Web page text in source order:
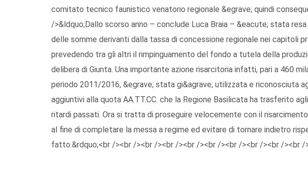
comitato tecnico faunistico venatorio regionale &egrave; quindi
/>&ldquo;Dallo scorso anno – conclude Luca Braia – &eacute; stata
delle somme derivanti dalla tassa di concessione regionale nei capitoli
prevedendo tra gli altri il rimpinguamento del fondo a tutela della
delibera di Giunta. Una importante azione risarcitoria infatti, pari a 460
periodo 2011/2016, &egrave; stata gi&agrave; utilizzata e riconosciuta
aggiuntivi alla quota AA.TT.CC. che la Regione Basilicata ha trasferito
ritardi passati. Ora si tratta di proseguire velocemente con il
al fine di completare la messa a regime ed evitare di tornare indietro
fatto.&rdquo;<br /><br /><br /><br /><br /><br /><br /><br /><br /><br /